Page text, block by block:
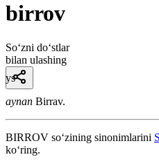
birrov
So‘zni do‘stlar
bilan ulashing
ys
aynan Birrav.
BIRROV so‘zining sinonimlarini
ko‘ring.